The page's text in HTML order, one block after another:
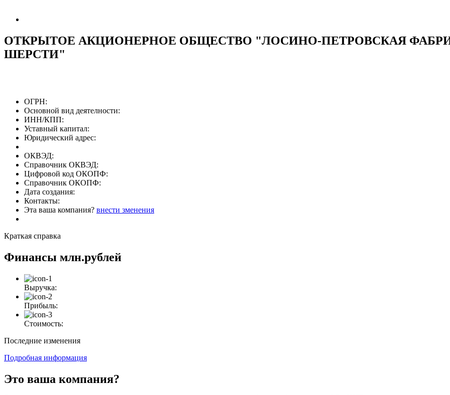
ОТКРЫТОЕ АКЦИОНЕРНОЕ ОБЩЕСТВО "ЛОСИНО-ПЕТРОВСКАЯ
ШЕРСТИ"
ОГРН:
Основной вид деятелности:
ИНН/КПП:
Уставный капитал:
Юридический адрес:
ОКВЭД:
Справочник ОКВЭД:
Цифровой код ОКОПФ:
Справочник ОКОПФ:
Дата создания:
Контакты:
Эта ваша компания? внести зменения
Краткая справка
Финансы млн.рублей
Выручка:
Прибыль:
Стоимость:
Последние изменения
Подробная информация
Это ваша компания?